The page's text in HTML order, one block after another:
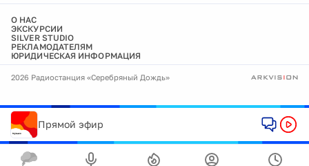
О НАС
ЭКСКУРСИИ
SILVER STUDIO
РЕКЛАМОДАТЕЛЯМ
ЮРИДИЧЕСКАЯ ИНФОРМАЦИЯ
2026 Радиостанция «Серебряный Дождь»
Прямой эфир